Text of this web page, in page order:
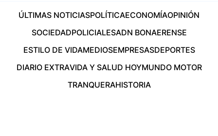
ÚLTIMAS NOTICIASPOLÍTICAECONOMÍAOPINIÓN
SOCIEDADPOLICIALESADN BONAERENSE
ESTILO DE VIDAMEDIOSEMPRESASDEPORTES
DIARIO EXTRAVIDA Y SALUD HOYMUNDO MOTOR
TRANQUERAHISTORIA